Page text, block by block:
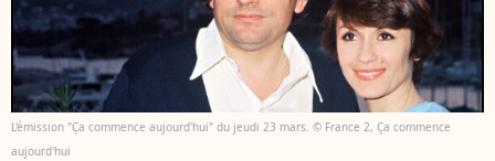
L'émission "Ça commence aujourd'hui" du jeudi 23 mars. © France 2, Ça commence
aujourd'hui